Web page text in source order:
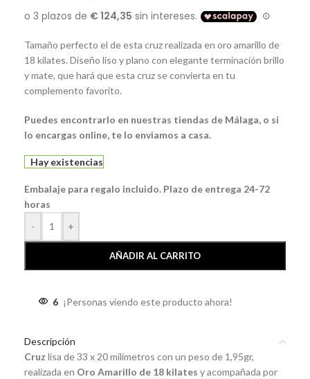
Tamaño perfecto el de esta cruz realizada en oro amarillo de
18 kilates. Diseño liso y plano con elegante terminación brillo
y mate, que hará que esta cruz se convierta en tu
complemento favorito.
Puedes encontrarlo en nuestras tiendas de Málaga, o si
lo encargas online, te lo enviamos a casa.
Hay existencias
Embalaje para regalo incluido. Plazo de entrega 24-72
horas
-
+
AÑADIR AL CARRITO
6 ¡Personas viendo este producto ahora!
Descripción
Cruz lisa de 33 x 20 milímetros con un peso de 1,95gr,
realizada en Oro Amarillo de 18 kilates y acompañada por